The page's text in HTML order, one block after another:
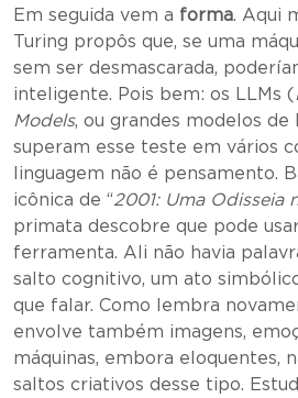
Em seguida vem a forma. Aqui
Turing propôs que, se uma
sem ser desmascarada,
inteligente. Pois bem: os LLMs (
Models, ou grandes modelos de
superam esse teste em vários
linguagem não é pensamento.
icônica de “2001: Uma Odisseia
primata descobre que pode
ferramenta. Ali não havia
salto cognitivo, um ato
que falar. Como lembra
envolve também imagens,
máquinas, embora eloquentes,
saltos criativos desse tipo.